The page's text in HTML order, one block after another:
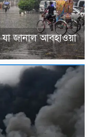
যা জানাল আবহাওয়া